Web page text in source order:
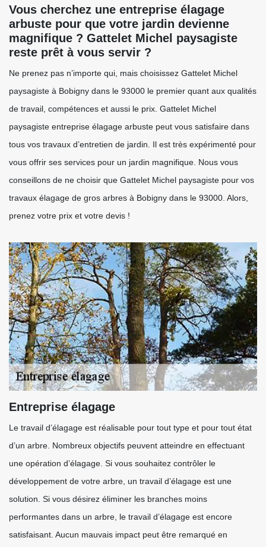
Vous cherchez une entreprise élagage
arbuste pour que votre jardin devienne
magnifique ? Gattelet Michel paysagiste
reste prêt à vous servir ?
Ne prenez pas n’importe qui, mais choisissez Gattelet Michel
paysagiste à Bobigny dans le 93000 le premier quant aux qualités
de travail, compétences et aussi le prix. Gattelet Michel
paysagiste entreprise élagage arbuste peut vous satisfaire dans
tous vos travaux d’entretien de jardin. Il est très expérimenté pour
vous offrir ses services pour un jardin magnifique. Nous vous
conseillons de ne choisir que Gattelet Michel paysagiste pour vos
travaux élagage de gros arbres à Bobigny dans le 93000. Alors,
prenez votre prix et votre devis !
Entreprise élagage
Le travail d’élagage est réalisable pour tout type et pour tout état
d’un arbre. Nombreux objectifs peuvent atteindre en effectuant
une opération d’élagage. Si vous souhaitez contrôler le
développement de votre arbre, un travail d’élagage est une
solution. Si vous désirez éliminer les branches moins
performantes dans un arbre, le travail d’élagage est encore
satisfaisant. Aucun mauvais impact peut être remarqué en